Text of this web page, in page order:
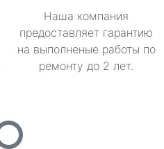
Наша компания
предоставляет гарантию
на выполненые работы по
ремонту до 2 лет.